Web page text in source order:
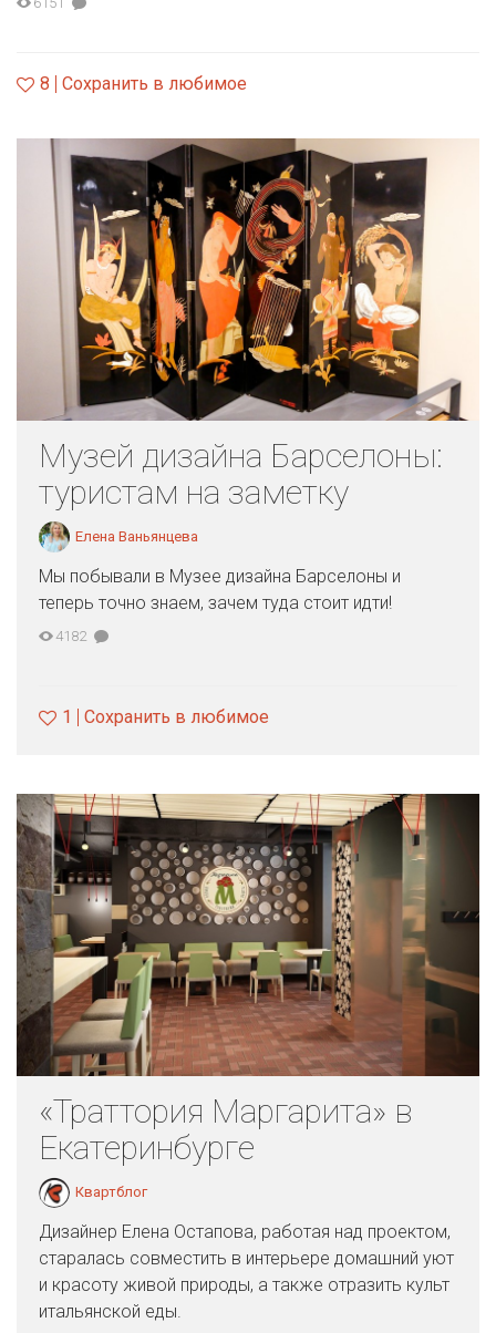
8 Сохранить в любимое
Музей дизайна Барселоны:
туристам на заметку
Елена Ваньянцева
Мы побывали в Музее дизайна Барселоны и
теперь точно знаем, зачем туда стоит идти!
4182
1 Сохранить в любимое
«Траттория Маргарита» в
Екатеринбурге
Квартблог
Дизайнер Елена Остапова, работая над проектом,
старалась совместить в интерьере домашний уют
и красоту живой природы, а также отразить культ
итальянской еды.